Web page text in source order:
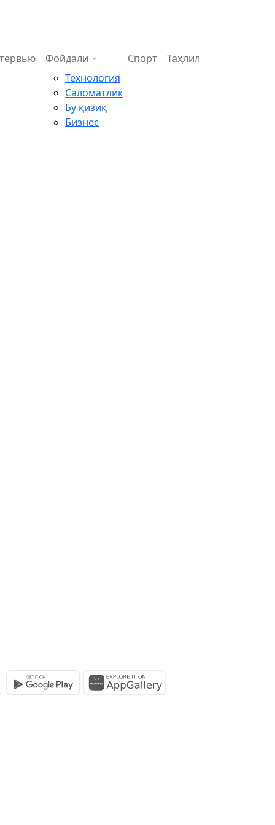
Фойдали
Технология
Саломатлик
Бу қизиқ
Бизнес
Спорт Таҳлил